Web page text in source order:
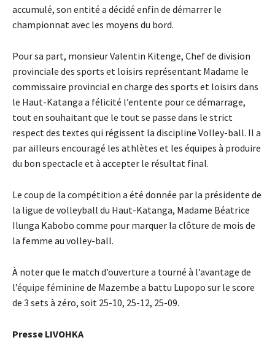
accumulé, son entité a décidé enfin de démarrer le
championnat avec les moyens du bord.
Pour sa part, monsieur Valentin Kitenge, Chef de division
provinciale des sports et loisirs représentant Madame le
commissaire provincial en charge des sports et loisirs dans
le Haut-Katanga a félicité l’entente pour ce démarrage,
tout en souhaitant que le tout se passe dans le strict
respect des textes qui régissent la discipline Volley-ball. Il a
par ailleurs encouragé les athlètes et les équipes à produire
du bon spectacle et à accepter le résultat final.
Le coup de la compétition a été donnée par la présidente de
la ligue de volleyball du Haut-Katanga, Madame Béatrice
Ilunga Kabobo comme pour marquer la clôture de mois de
la femme au volley-ball.
À noter que le match d’ouverture a tourné à l’avantage de
l’équipe féminine de Mazembe a battu Lupopo sur le score
de 3 sets à zéro, soit 25-10, 25-12, 25-09.
Presse LIVOHKA